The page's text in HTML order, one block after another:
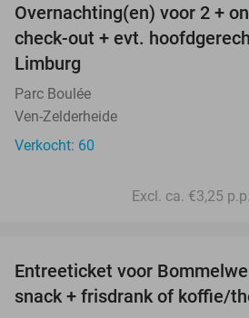
Overnachting(en) voor 2 +
check-out + evt.
Limburg
Parc Boulée
Ven-Zelderheide
Verkocht: 60
Excl. ca. €3,25
Entreeticket voor
snack + frisdrank of koffie/